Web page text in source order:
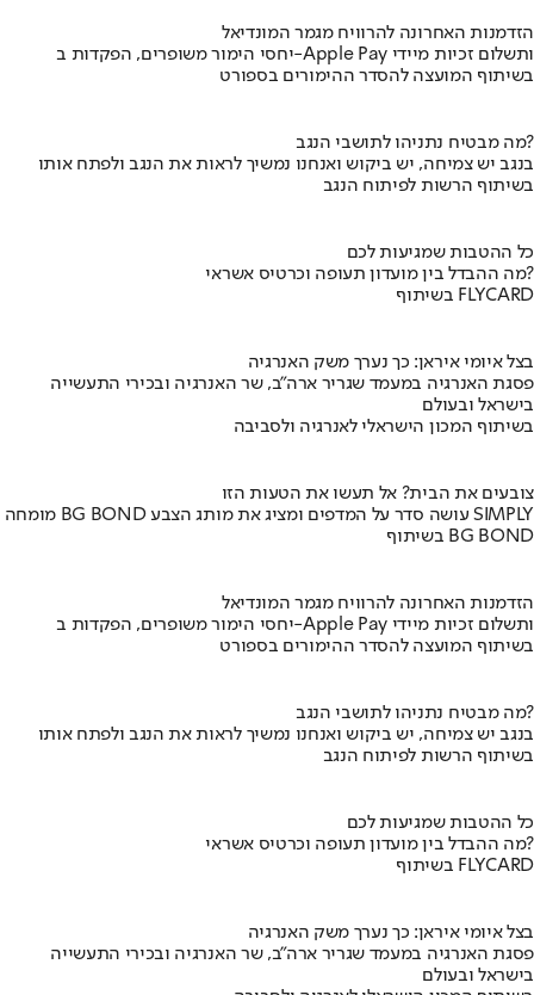
הזדמנות האחרונה להרוויח מגמר המונדיאל
יחסי הימור משופרים, הפקדות ב-Apple Pay ותשלום זכיות מיידי
בשיתוף המועצה להסדר ההימורים בספורט
מה מבטיח נתניהו לתושבי הנגב?
בנגב יש צמיחה, יש ביקוש ואנחנו נמשיך לראות את הנגב ולפתח אותו
בשיתוף הרשות לפיתוח הנגב
כל ההטבות שמגיעות לכם
מה ההבדל בין מועדון תעופה וכרטיס אשראי?
בשיתוף FLYCARD
בצל איומי איראן: כך נערך משק האנרגיה
פסגת האנרגיה במעמד שגריר ארה"ב, שר האנרגיה ובכירי התעשייה
בישראל ובעולם
בשיתוף המכון הישראלי לאנרגיה ולסביבה
צובעים את הבית? אל תעשו את הטעות הזו
מומחה BG BOND עושה סדר על המדפים ומציג את מותג הצבע SIMPLY
בשיתוף BG BOND
הזדמנות האחרונה להרוויח מגמר המונדיאל
יחסי הימור משופרים, הפקדות ב-Apple Pay ותשלום זכיות מיידי
בשיתוף המועצה להסדר ההימורים בספורט
מה מבטיח נתניהו לתושבי הנגב?
בנגב יש צמיחה, יש ביקוש ואנחנו נמשיך לראות את הנגב ולפתח אותו
בשיתוף הרשות לפיתוח הנגב
כל ההטבות שמגיעות לכם
מה ההבדל בין מועדון תעופה וכרטיס אשראי?
בשיתוף FLYCARD
בצל איומי איראן: כך נערך משק האנרגיה
פסגת האנרגיה במעמד שגריר ארה"ב, שר האנרגיה ובכירי התעשייה
בישראל ובעולם